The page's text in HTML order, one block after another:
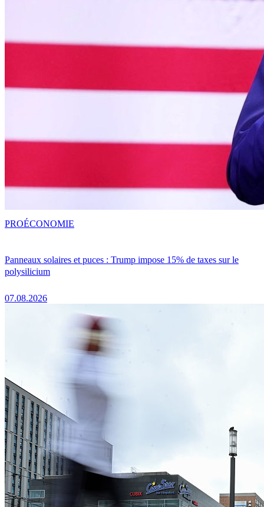
Panneaux solaires et puces : Trump impose 15% de taxes sur le
polysilicium
07.08.2026
PROÉCONOMIE